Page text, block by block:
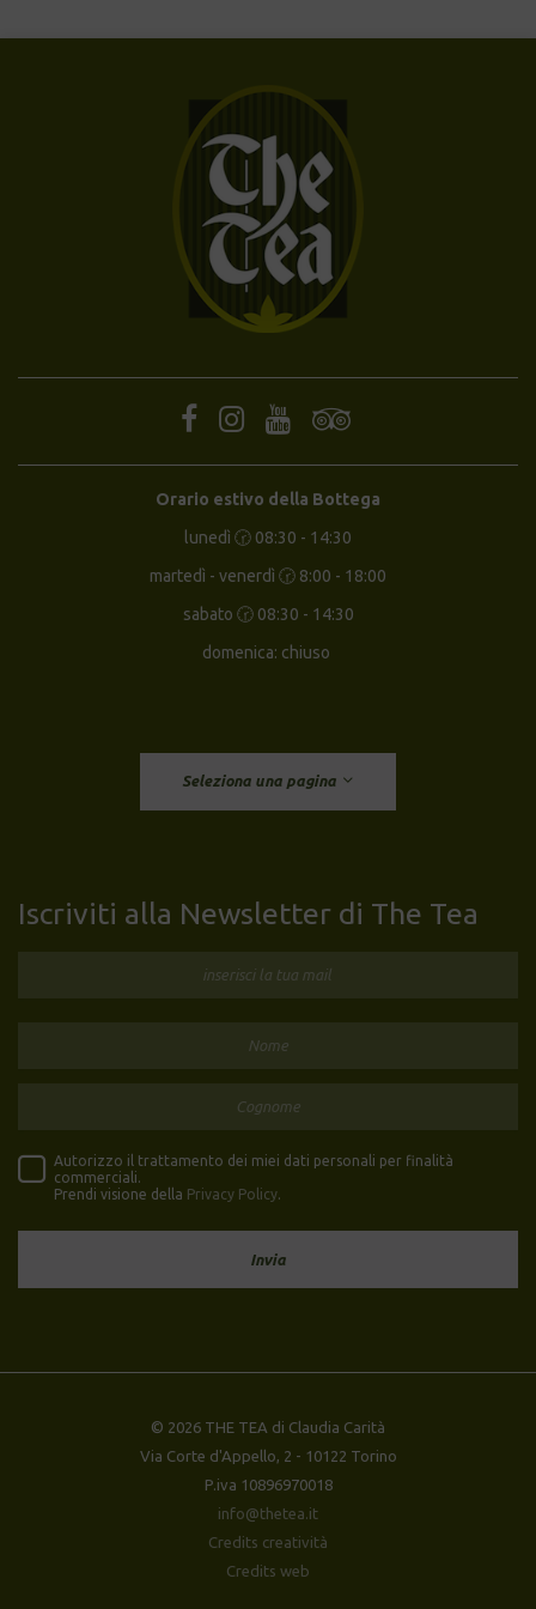
Orario estivo della Bottega
lunedì 🕝 08:30 - 14:30
martedì - venerdì 🕝 8:00 - 18:00
sabato 🕝 08:30 - 14:30
domenica: chiuso
Seleziona una pagina
Iscriviti alla Newsletter di The Tea
Autorizzo il trattamento dei miei dati personali per finalità
commerciali.
Prendi visione della Privacy Policy.
© 2026 THE TEA di Claudia Carità
Via Corte d'Appello, 2 - 10122 Torino
P.iva 10896970018
info@thetea.it
Credits creatività
Credits web